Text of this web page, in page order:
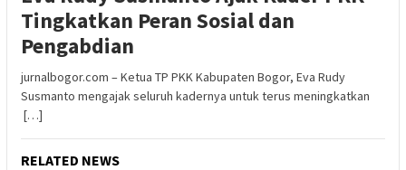
Tingkatkan Peran Sosial dan
Pengabdian
jurnalbogor.com – Ketua TP PKK Kabupaten Bogor, Eva Rudy
Susmanto mengajak seluruh kadernya untuk terus meningkatkan
[…]
RELATED NEWS